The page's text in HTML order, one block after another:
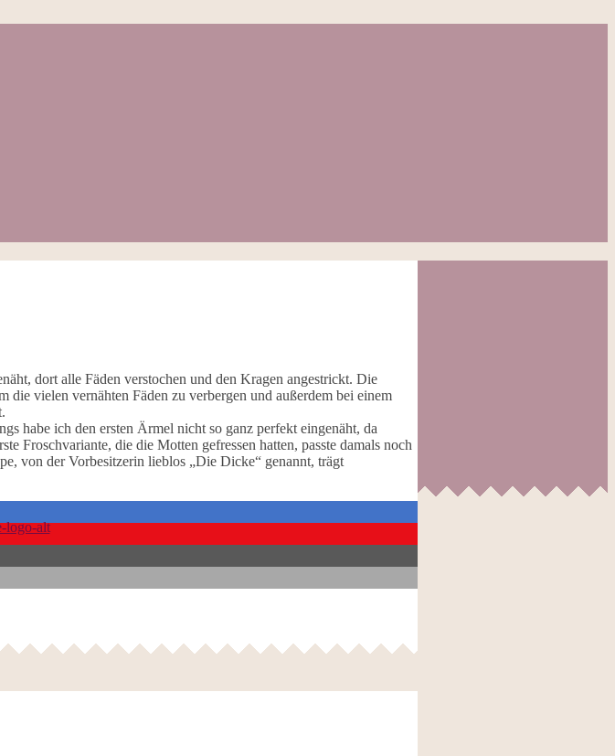
dort alle Fäden verstochen und den Kragen angestrickt. Die
vielen vernähten Fäden zu verbergen und außerdem bei einem
habe ich den ersten Ärmel nicht so ganz perfekt eingenäht, da
Froschvariante, die die Motten gefressen hatten, passte damals noch
von der Vorbesitzerin lieblos „Die Dicke“ genannt, trägt